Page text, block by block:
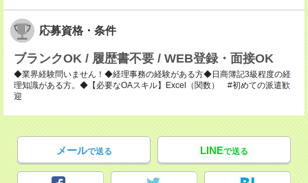
応募資格・条件
ブランクOK / 履歴書不要 / WEB登録・面接OK
◆業界経験問いません！◆経理事務の経験がある方◆日商簿記3級程度の経
理知識がある方。◆【必要なOAスキル】Excel（関数） #初めての派遣歓
迎
メールで送る LINEで送る